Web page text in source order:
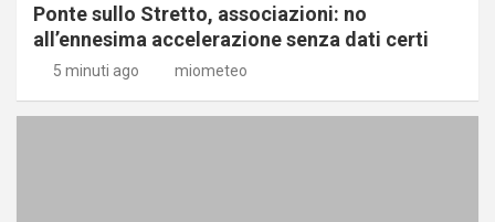
Ponte sullo Stretto, associazioni: no
all’ennesima accelerazione senza dati certi
5 minuti ago miometeo